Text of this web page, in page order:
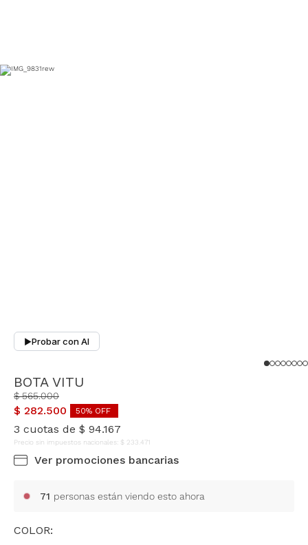
▶Probar con AI
BOTA VITU
$ 565.000
$ 282.500 50% OFF
3 cuotas de $ 94.167
Precio sin impuestos nacionales: $ 233 471
Ver promociones bancarias
71 personas están viendo esto ahora
COLOR: